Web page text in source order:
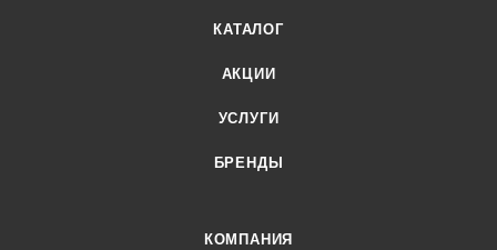
КАТАЛОГ
АКЦИИ
УСЛУГИ
БРЕНДЫ
КОМПАНИЯ